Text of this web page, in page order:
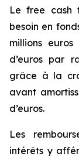
Le free cash
besoin en
millions
d’euros par
grâce à la
avant
d’euros.
Les
intérêts y